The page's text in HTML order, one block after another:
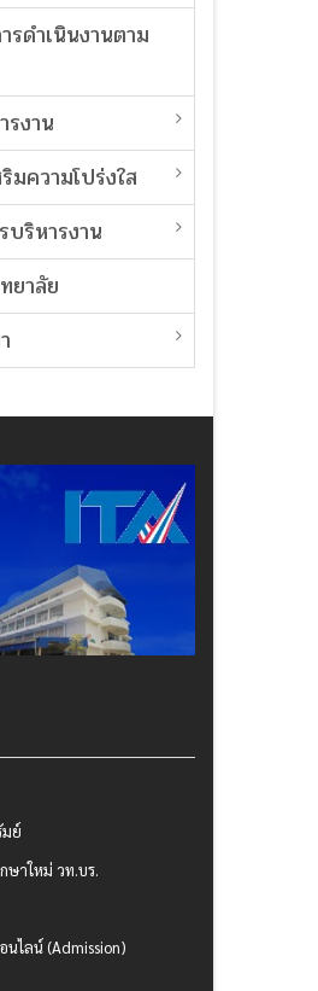
รดำเนินงานตาม
รงาน
มความโปร่งใส
บริหารงาน
ยาลัย
ย์
ษาใหม่ วท.บร.
ไลน์ (Admission)